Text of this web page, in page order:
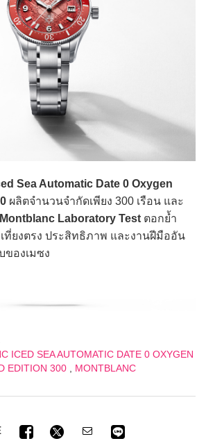
Sea Automatic Date 0 Oxygen
ผลิตจำนวนจำกัดเพียง 300 เรือน และ
Montblanc Laboratory Test ตอกย้ำ
ที่ยงตรง ประสิทธิภาพ และงานฝีมืออัน
องเมซง
ICED SEA AUTOMATIC DATE 0 OXYGEN
EDITION 300, MONTBLANC